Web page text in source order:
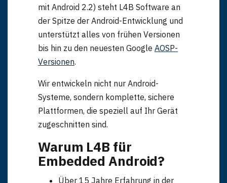
Produkte
mit Android 2.2) steht L4B Software an
der Spitze der Android-Entwicklung und
unterstützt alles von frühen Versionen
bis hin zu den neuesten Google AOSP-
Versionen.
Wir entwickeln nicht nur Android-
Systeme, sondern komplette, sichere
Plattformen, die speziell auf Ihr Gerät
zugeschnitten sind.
Warum L4B für
Embedded Android?
Über 15 Jahre Erfahrung in der